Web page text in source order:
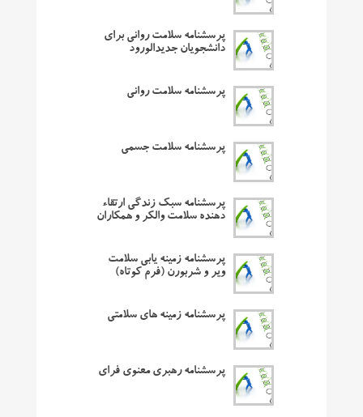
پرسشنامه سلامت روانی برای
دانشجویان جدیدالورود
پرسشنامه سلامت روانی
پرسشنامه سلامت جسمی
پرسشنامه سبک زندگی ارتقاء
دهنده سلامت والکر و همکاران
پرسشنامه زمینه یابی سلامت
ویر و شربورن (فرم کوتاه)
پرسشنامه زمینه های سلامتی
پرسشنامه رهبری معنوی فرای